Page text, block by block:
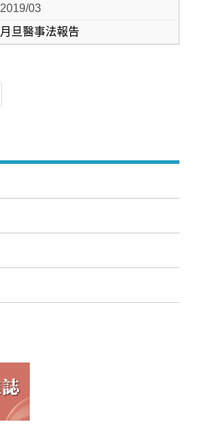
2019/03
月旦醫事法報告